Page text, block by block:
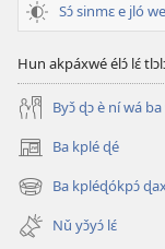
Sɔ́ sinmɛ e jló
Hun akpáxwé élɔ́ lɛ́
Byɔ̌ ɖɔ è ní wá
Ba kplé ɖé
(opens
new
window)
Ba kpléɖókpɔ́
(opens
new
window)
Nǔ yɔ̌yɔ́ lɛ́